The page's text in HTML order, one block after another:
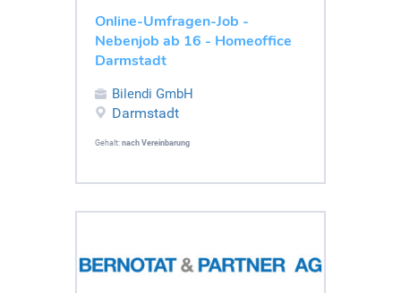
Online-Umfragen-Job -
Nebenjob ab 16 - Homeoffice
Darmstadt
Bilendi GmbH
Darmstadt
Gehalt: nach Vereinbarung